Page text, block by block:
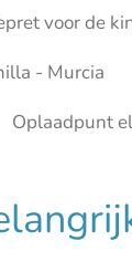
voor de
- Murcia
Oplaadpunt